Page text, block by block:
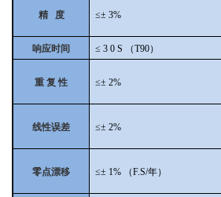
精 度 ≤± 3%
响应时间 ≤ 3 0 S （T90）
重 复 性 ≤± 2%
线性误差 ≤± 2%
零点漂移 ≤± 1% （F.S/年）